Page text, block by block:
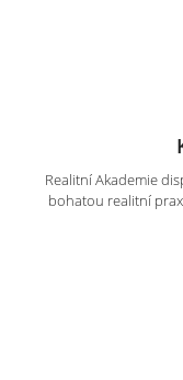
Realitní Akademie
bohatou realitní